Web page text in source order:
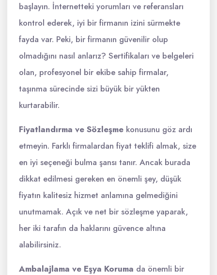
başlayın. İnternetteki yorumları ve referansları
kontrol ederek, iyi bir firmanın izini sürmekte
fayda var. Peki, bir firmanın güvenilir olup
olmadığını nasıl anlarız? Sertifikaları ve belgeleri
olan, profesyonel bir ekibe sahip firmalar,
taşınma sürecinde sizi büyük bir yükten
kurtarabilir.
Fiyatlandırma ve Sözleşme konusunu göz ardı
etmeyin. Farklı firmalardan fiyat teklifi almak, size
en iyi seçeneği bulma şansı tanır. Ancak burada
dikkat edilmesi gereken en önemli şey, düşük
fiyatın kalitesiz hizmet anlamına gelmediğini
unutmamak. Açık ve net bir sözleşme yaparak,
her iki tarafın da haklarını güvence altına
alabilirsiniz.
Ambalajlama ve Eşya Koruma da önemli bir